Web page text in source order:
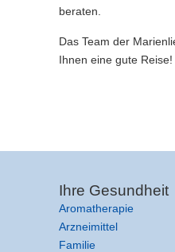
beraten.
Das Team der
Ihnen eine gute Reise!
Ihre Gesundheit
Aromatherapie
Arzneimittel
Familie